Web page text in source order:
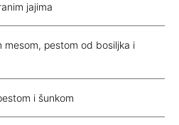
jajima
mesom, pestom od bosiljka i
i šunkom